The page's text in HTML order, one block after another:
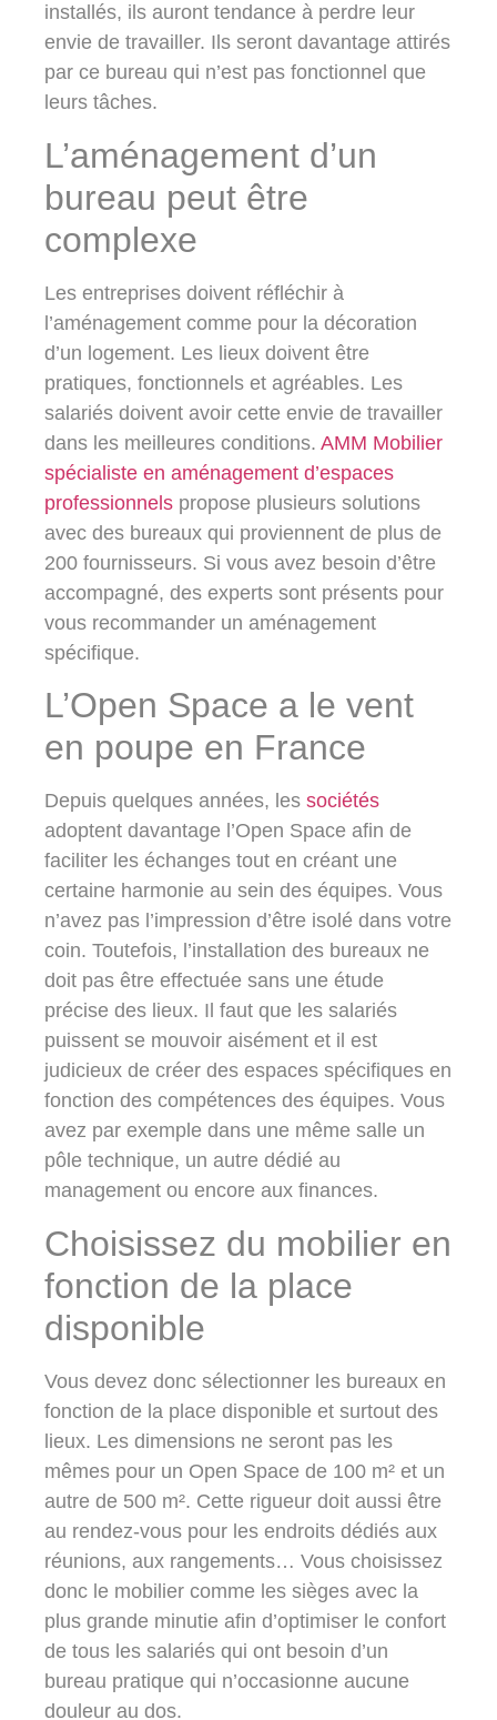
installés, ils auront tendance à perdre leur
envie de travailler. Ils seront davantage attirés
par ce bureau qui n’est pas fonctionnel que
leurs tâches.
L’aménagement d’un
bureau peut être
complexe
Les entreprises doivent réfléchir à
l’aménagement comme pour la décoration
d’un logement. Les lieux doivent être
pratiques, fonctionnels et agréables. Les
salariés doivent avoir cette envie de travailler
dans les meilleures conditions. AMM Mobilier
spécialiste en aménagement d’espaces
professionnels propose plusieurs solutions
avec des bureaux qui proviennent de plus de
200 fournisseurs. Si vous avez besoin d’être
accompagné, des experts sont présents pour
vous recommander un aménagement
spécifique.
L’Open Space a le vent
en poupe en France
Depuis quelques années, les sociétés
adoptent davantage l’Open Space afin de
faciliter les échanges tout en créant une
certaine harmonie au sein des équipes. Vous
n’avez pas l’impression d’être isolé dans votre
coin. Toutefois, l’installation des bureaux ne
doit pas être effectuée sans une étude
précise des lieux. Il faut que les salariés
puissent se mouvoir aisément et il est
judicieux de créer des espaces spécifiques en
fonction des compétences des équipes. Vous
avez par exemple dans une même salle un
pôle technique, un autre dédié au
management ou encore aux finances.
Choisissez du mobilier en
fonction de la place
disponible
Vous devez donc sélectionner les bureaux en
fonction de la place disponible et surtout des
lieux. Les dimensions ne seront pas les
mêmes pour un Open Space de 100 m² et un
autre de 500 m². Cette rigueur doit aussi être
au rendez-vous pour les endroits dédiés aux
réunions, aux rangements… Vous choisissez
donc le mobilier comme les sièges avec la
plus grande minutie afin d’optimiser le confort
de tous les salariés qui ont besoin d’un
bureau pratique qui n’occasionne aucune
douleur au dos.